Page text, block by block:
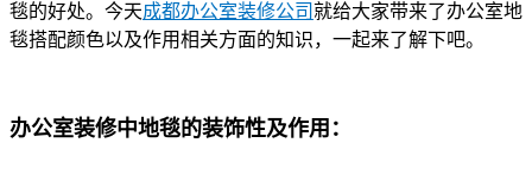
毯的好处。今天成都办公室装修公司就给大家带来了办公室地
毯搭配颜色以及作用相关方面的知识，一起来了解下吧。
办公室装修中地毯的装饰性及作用：